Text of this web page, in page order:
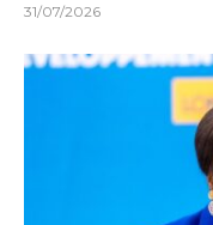
31/07/2026